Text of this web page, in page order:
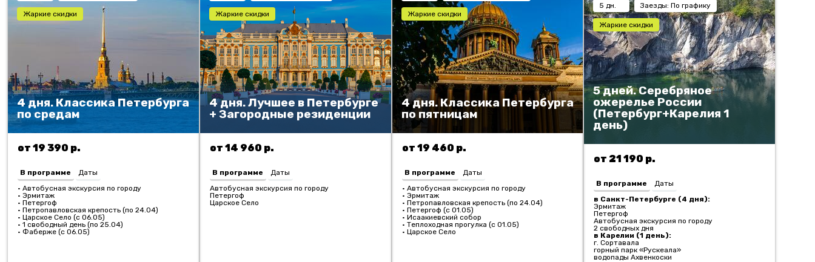
Жаркие скидки
4 дня. Классика Петербурга
по средам
от 19 390 р.
В программе
Даты
• Автобусная экскурсия по городу
• Эрмитаж
• Петергоф
• Петропавловская крепость (по 24.04)
• Царское Село (с 06.05)
• 1 свободный день (по 25.04)
• Фаберже (с 06.05)
Жаркие скидки
4 дня. Лучшее в Петербурге
+ Загородные резиденции
от 14 960 р.
В программе
Даты
Автобусная экскурсия по городу
Петергоф
Царское Село
Жаркие скидки
4 дня. Классика Петербурга
по пятницам
от 19 460 р.
В программе
Даты
• Автобусная экскурсия по городу
• Эрмитаж
• Петропавловская крепость (по 24.04)
• Петергоф (с 01.05)
• Исаакиевский собор
• Теплоходная прогулка (с 01.05)
• Царское Село
5 дн. Заезды: По графику
Жаркие скидки
5 дней. Серебряное
ожерелье России
(Петербург+Карелия 1
день)
от 21 190 р.
В программе
Даты
в Санкт-Петербурге (4 дня):
Эрмитаж
Петергоф
Автобусная экскурсия по городу
2 свободных дня
в Карелии (1 день):
г. Сортавала
горный парк «Рускеала»
водопады Ахвенкоски